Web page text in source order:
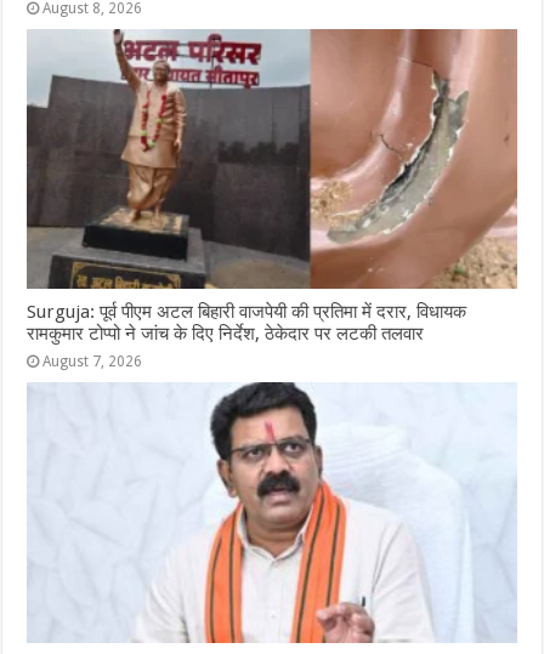
August 8, 2026
Surguja: पूर्व पीएम अटल बिहारी वाजपेयी की प्रतिमा में दरार, विधायक
रामकुमार टोप्पो ने जांच के दिए निर्देश, ठेकेदार पर लटकी तलवार
August 7, 2026